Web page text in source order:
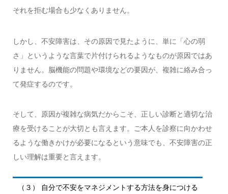
それを拒む場合も少なくありません。
しかし、不安障害は、その原因で見たように、単に「心の弱
さ」というような言葉で片付けられるようなものが原因ではあ
りません。脳機能の問題や環境などの要因が、複雑に絡み合っ
て発症するのです。
そして、原因が複雑な病気だからこそ、正しい診断と適切な治
療を受けることが大切とも言えます。ご本人を診察に向かわせ
るような働きかけが必要になるという意味でも、不安障害の正
しい理解は重要と言えます。
（３） 自分で不安をマネジメントする方法を身につける